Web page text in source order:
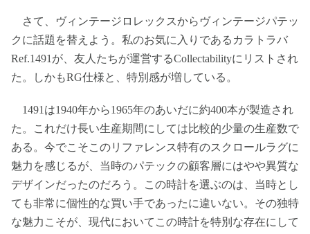
さて、ヴィンテージロレックスからヴィンテージパテッ
クに話題を替えよう。私のお気に入りであるカラトラバ
Ref.1491が、友人たちが運営するCollectabilityにリストされ
た。しかもRG仕様と、特別感が増している。
1491は1940年から1965年のあいだに約400本が製造され
た。これだけ長い生産期間にしては比較的少量の生産数で
ある。今でこそこのリファレンス特有のスクロールラグに
魅力を感じるが、当時のパテックの顧客層にはやや異質な
デザインだったのだろう。この時計を選ぶのは、当時とし
ても非常に個性的な買い手であったに違いない。その独特
な魅力こそが、現代においてこの時計を特別な存在にして